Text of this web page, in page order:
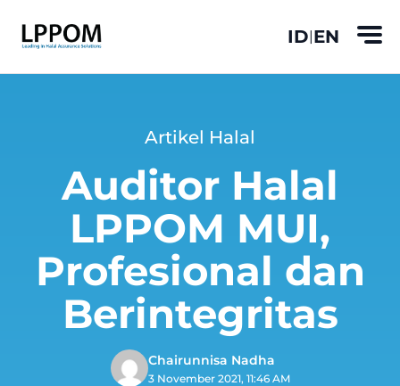
ID|EN
Artikel Halal
Auditor Halal
LPPOM MUI,
Profesional dan
Berintegritas
Chairunnisa Nadha
3 November 2021, 11:46 AM